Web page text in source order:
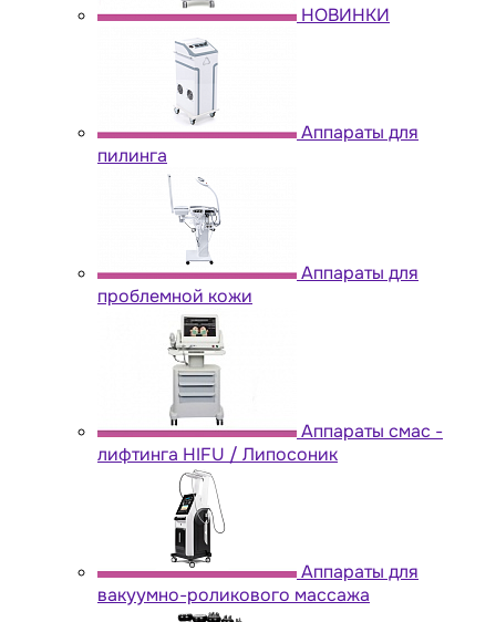
НОВИНКИ
Аппараты для
пилинга
Аппараты для
проблемной кожи
Аппараты cмас -
лифтинга HIFU / Липосоник
Аппараты для
вакуумно-роликового массажа